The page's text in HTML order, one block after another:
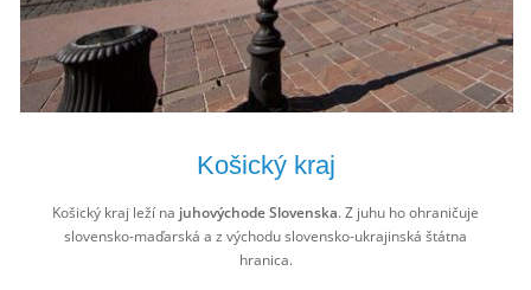
Košický kraj
Košický kraj leží na juhovýchode Slovenska. Z juhu ho ohraničuje
slovensko-maďarská a z východu slovensko-ukrajinská štátna
hranica.